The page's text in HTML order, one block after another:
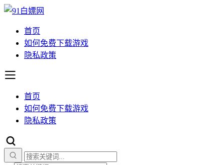
首页
如何免费下载游戏
隐私政策
首页
如何免费下载游戏
隐私政策